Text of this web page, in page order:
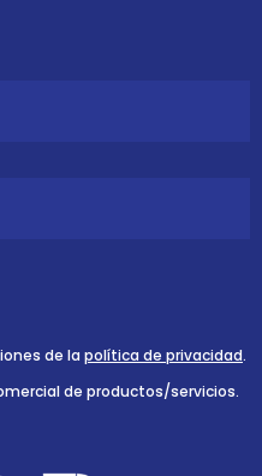
de la política de privacidad.
de productos/servicios.